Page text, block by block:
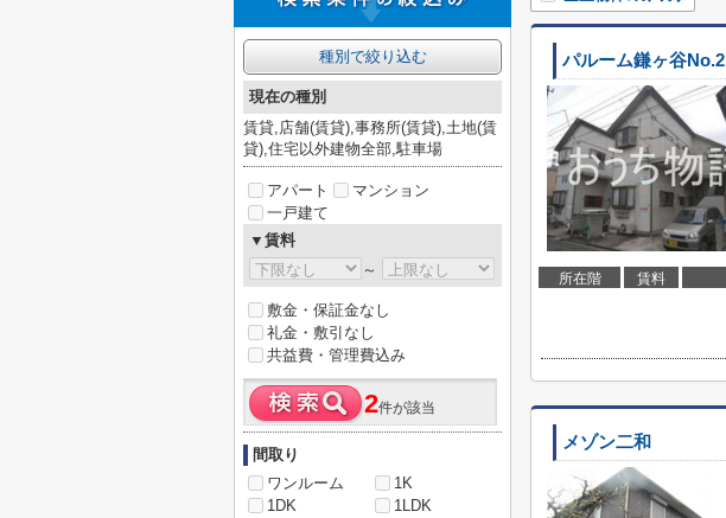
パルーム鎌ヶ谷No.2
所在階 賃料
メゾン二和
種別で絞り込む
現在の種別
賃貸,店舗(賃貸),事務所(賃貸),土地(賃
貸),住宅以外建物全部,駐車場
アパート
マンション
一戸建て
▼賃料
～
敷金・保証金なし
礼金・敷引なし
共益費・管理費込み
2件が該当
間取り
ワンルーム
1K
1DK
1LDK